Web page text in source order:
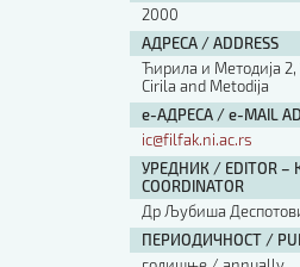
Шаблон прве стране и
Шаблон прве стране и
Шаблон прве стране и
Етички кодекс
ПРЕТРАГА
Наслов или део наслова
2000
АДРЕСА / ADDRESS
Ћирила и Методија
Cirila and Metodija
е-АДРЕСА / e-MAIL
ic@filfak.ni.ac.rs
УРЕДНИК / EDITOR
COORDINATOR
Др Љубиша
ПЕРИОДИЧНОСТ /